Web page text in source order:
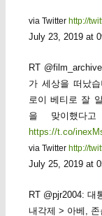
via Twitter http://
July 23, 2019 at
RT
가 세상을 떠났
로이 베티로 잘
을 맞이했다
https://t.co/
via Twitter http://
July 25, 2019 at
RT @pjr2004: 대
내각제 > 아베, 존